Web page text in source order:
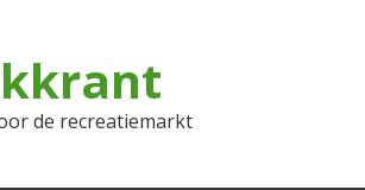
de recreatiemarkt